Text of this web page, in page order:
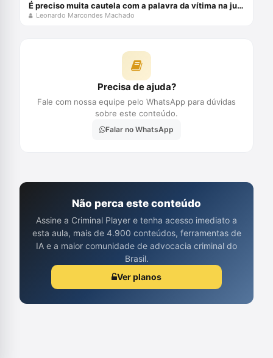
É preciso muita cautela com a palavra da vítima na justiça criminal
Leonardo Marcondes Machado
Precisa de ajuda?
Fale com nossa equipe pelo WhatsApp para dúvidas
sobre este conteúdo.
Falar no WhatsApp
Não perca este conteúdo
Assine a Criminal Player e tenha acesso imediato a
esta aula, mais de 4.900 conteúdos, ferramentas de
IA e a maior comunidade de advocacia criminal do
Brasil.
Ver planos